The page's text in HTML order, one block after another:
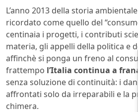
L’anno 2013 della storia
ricordato come quello del
centinaia i progetti, i contributi
materia, gli appelli della politica e
affinchè si ponga un freno al
frattempo l’Italia continua a
senza soluzione di continuità: i
affrontati solo da irreparabili e la
chimera.